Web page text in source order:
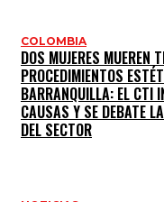
COLOMBIA
DOS MUJERES MUEREN
PROCEDIMIENTOS
BARRANQUILLA: EL CTI
CAUSAS Y SE DEBATE
DEL SECTOR